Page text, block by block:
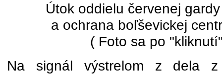
Útok oddielu červenej
a ochrana boľševickej
( Foto sa po
Na signál výstrelom z dela z